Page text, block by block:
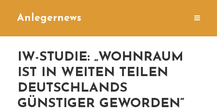
Anlegernews
IW-STUDIE: „WOHNRAUM
IST IN WEITEN TEILEN
DEUTSCHLANDS
GÜNSTIGER GEWORDEN“